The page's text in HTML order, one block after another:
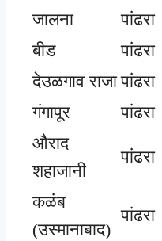
जालना
पांढरा
बीड
पांढरा
देउळगाव राजा पांढरा
गंगापूर
पांढरा
औराद
शहाजानी
पांढरा
कळंब
(उस्मानाबाद)
पांढरा